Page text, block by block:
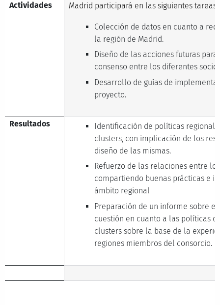
Actividades Madrid participará en las siguientes tareas:
Colección de datos en cuanto a
la región de Madrid.
Diseño de las acciones futuras
consenso entre los diferentes
Desarrollo de guías de
proyecto.
Resultados
Identificación de políticas
clusters, con implicación de los
diseño de las mismas.
Refuerzo de las relaciones entre
compartiendo buenas prácticas e
ámbito regional
Preparación de un informe sobre
cuestión en cuanto a las políticas
clusters sobre la base de la
regiones miembros del consorcio.